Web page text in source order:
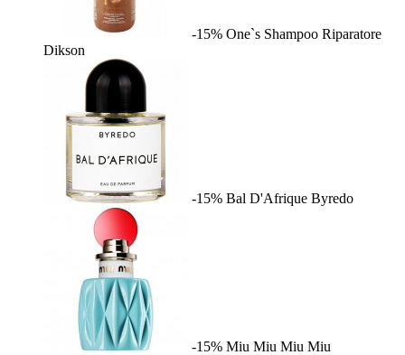
-15% One`s Shampoo Riparatore
Dikson
-15% Bal D'Afrique Byredo
-15% Miu Miu Miu Miu